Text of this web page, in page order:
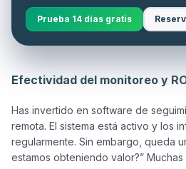
Prueba 14 días gratis
Efectividad del monitoreo y
Has invertido en software de
remota. El sistema está activo y los
regularmente. Sin embargo, queda
estamos obteniendo valor?”